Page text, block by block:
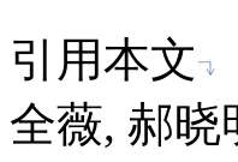
引用本文
全薇, 郝晓